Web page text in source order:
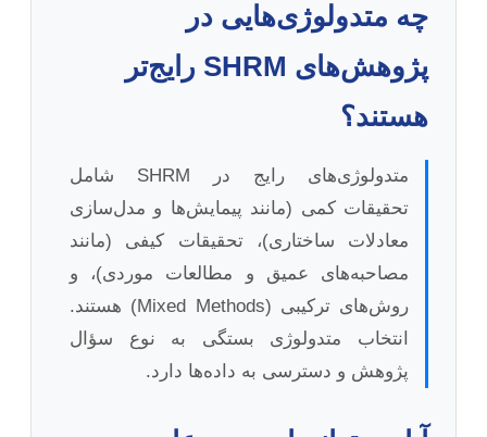
چه متدولوژی‌هایی در
پژوهش‌های SHRM رایج‌تر
هستند؟
متدولوژی‌های رایج در SHRM شامل
تحقیقات کمی (مانند پیمایش‌ها و مدل‌سازی
معادلات ساختاری)، تحقیقات کیفی (مانند
مصاحبه‌های عمیق و مطالعات موردی)، و
روش‌های ترکیبی (Mixed Methods) هستند.
انتخاب متدولوژی بستگی به نوع سؤال
پژوهش و دسترسی به داده‌ها دارد.